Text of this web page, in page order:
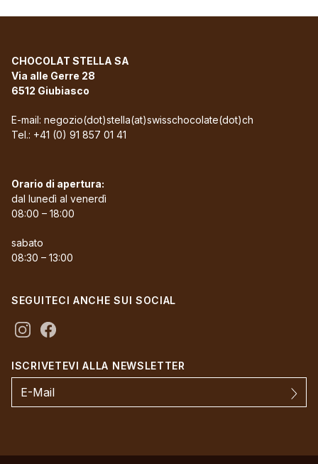
CHOCOLAT STELLA SA
Via alle Gerre 28
6512 Giubiasco
E-mail: negozio(dot)stella(at)swisschocolate(dot)ch
Tel.: +41 (0) 91 857 01 41
Orario di apertura:
dal lunedì al venerdì
08:00 – 18:00
sabato
08:30 – 13:00
SEGUITECI ANCHE SUI SOCIAL
ISCRIVETEVI ALLA NEWSLETTER